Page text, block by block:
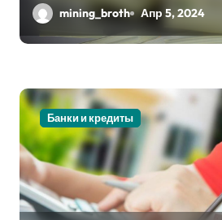
mining_broth Апр 5, 2024
Банки и кредиты